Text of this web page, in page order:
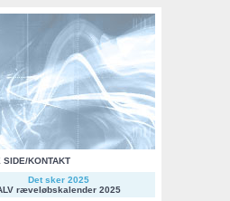
SIDE/KONTAKT
Det sker 2025
ræveløbskalender 2025